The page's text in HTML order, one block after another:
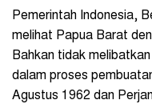
Pemerintah Indonesia,
melihat Papua Barat
Bahkan tidak
dalam proses
Agustus 1962 dan